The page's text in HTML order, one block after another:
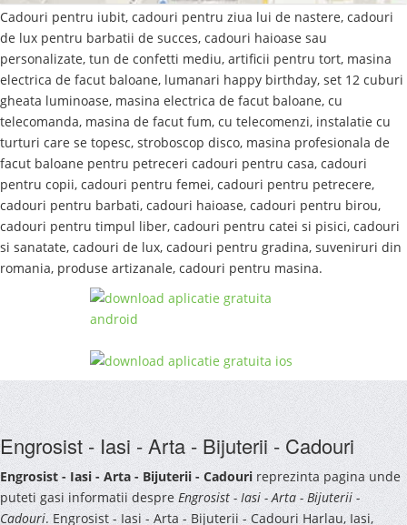
Cadouri pentru iubit, cadouri pentru ziua lui de nastere, cadouri
de lux pentru barbatii de succes, cadouri haioase sau
personalizate, tun de confetti mediu, artificii pentru tort, masina
electrica de facut baloane, lumanari happy birthday, set 12 cuburi
gheata luminoase, masina electrica de facut baloane, cu
telecomanda, masina de facut fum, cu telecomenzi, instalatie cu
turturi care se topesc, stroboscop disco, masina profesionala de
facut baloane pentru petreceri cadouri pentru casa, cadouri
pentru copii, cadouri pentru femei, cadouri pentru petrecere,
cadouri pentru barbati, cadouri haioase, cadouri pentru birou,
cadouri pentru timpul liber, cadouri pentru catei si pisici, cadouri
si sanatate, cadouri de lux, cadouri pentru gradina, suveniruri din
romania, produse artizanale, cadouri pentru masina.
Engrosist - Iasi - Arta - Bijuterii - Cadouri
Engrosist - Iasi - Arta - Bijuterii - Cadouri reprezinta pagina unde
puteti gasi informatii despre Engrosist - Iasi - Arta - Bijuterii -
Cadouri. Engrosist - Iasi - Arta - Bijuterii - Cadouri Harlau, Iasi,